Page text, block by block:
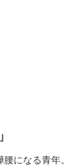
になる青年。